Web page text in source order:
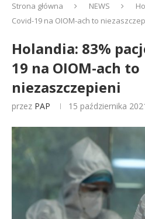
Strona główna NEWS
Covid-19 na OIOM-ach to
Holandia: 83%
19 na OIOM-ach to
niezaszczepieni
przez PAP 15 października